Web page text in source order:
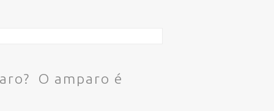
O amparo é